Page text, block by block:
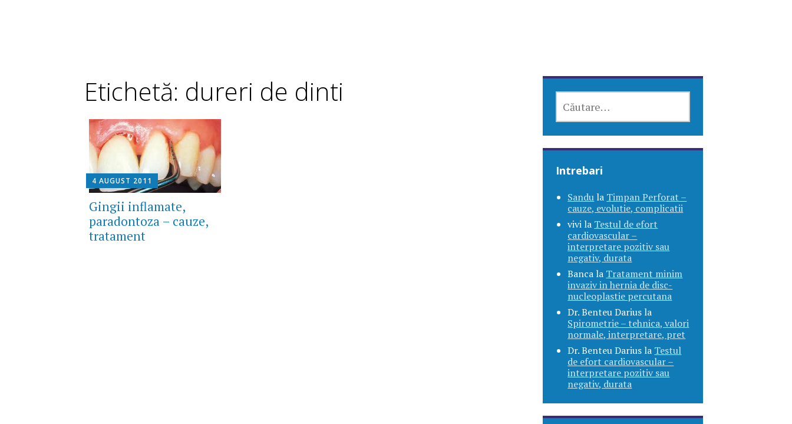
Etichetă: dureri de dinti
4 AUGUST 2011
Gingii inflamate,
paradontoza – cauze,
tratament
DUPĂ:
Intrebari
Sandu la Timpan Perforat –
cauze, evolutie, complicatii
vivi la Testul de efort
cardiovascular –
interpretare pozitiv sau
negativ, durata
Banca la Tratament minim
invaziv in hernia de disc-
nucleoplastie percutana
Dr. Benteu Darius la
Spirometrie – tehnica, valori
normale, interpretare, pret
Dr. Benteu Darius la Testul
de efort cardiovascular –
interpretare pozitiv sau
negativ, durata